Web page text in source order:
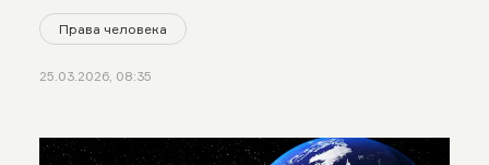
Права человека
25.03.2026, 08:35